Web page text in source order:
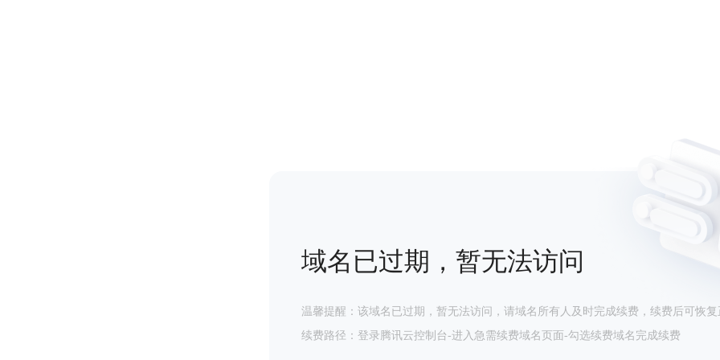
域名已过期，暂无法访问
温馨提醒：该域名已过期，暂无法访问，请域名所有人及时完成续费，续费后可恢复
续费路径：登录腾讯云控制台-进入急需续费域名页面-勾选续费域名完成续费